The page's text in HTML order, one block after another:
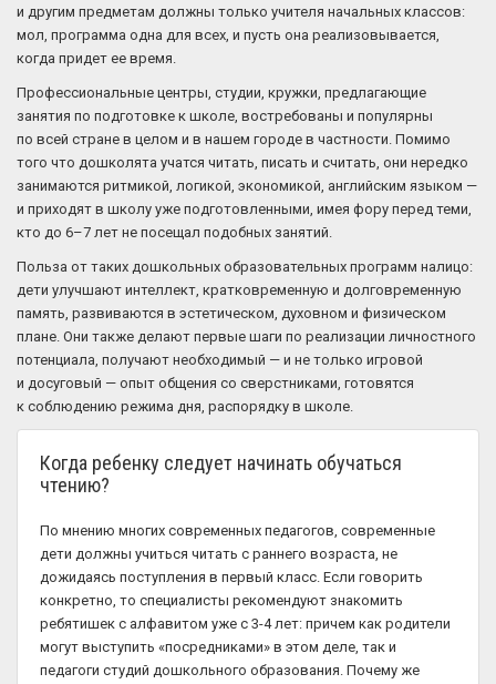
и другим предметам должны только учителя начальных классов:
мол, программа одна для всех, и пусть она реализовывается,
когда придет ее время.
Профессиональные центры, студии, кружки, предлагающие
занятия по подготовке к школе, востребованы и популярны
по всей стране в целом и в нашем городе в частности. Помимо
того что дошколята учатся читать, писать и считать, они нередко
занимаются ритмикой, логикой, экономикой, английским языком —
и приходят в школу уже подготовленными, имея фору перед теми,
кто до 6–7 лет не посещал подобных занятий.
Польза от таких дошкольных образовательных программ налицо:
дети улучшают интеллект, кратковременную и долговременную
память, развиваются в эстетическом, духовном и физическом
плане. Они также делают первые шаги по реализации личностного
потенциала, получают необходимый — и не только игровой
и досуговый — опыт общения со сверстниками, готовятся
к соблюдению режима дня, распорядку в школе.
Когда ребенку следует начинать обучаться
чтению?
По мнению многих современных педагогов, современные
дети должны учиться читать с раннего возраста, не
дожидаясь поступления в первый класс. Если говорить
конкретно, то специалисты рекомендуют знакомить
ребятишек с алфавитом уже с 3-4 лет: причем как родители
могут выступить «посредниками» в этом деле, так и
педагоги студий дошкольного образования. Почему же